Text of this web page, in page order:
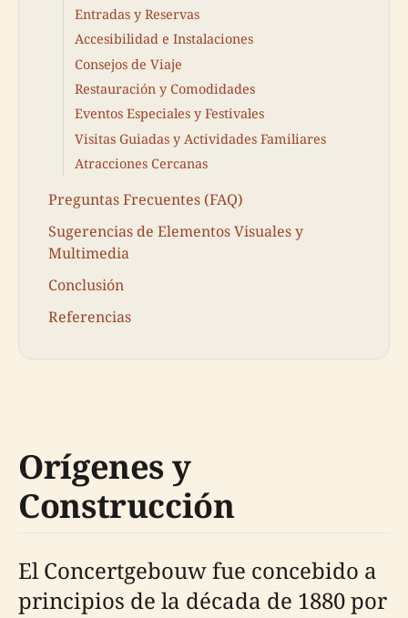
Entradas y Reservas
Accesibilidad e Instalaciones
Consejos de Viaje
Restauración y Comodidades
Eventos Especiales y Festivales
Visitas Guiadas y Actividades Familiares
Atracciones Cercanas
Preguntas Frecuentes (FAQ)
Sugerencias de Elementos Visuales y
Multimedia
Conclusión
Referencias
Orígenes y
Construcción
El Concertgebouw fue concebido a
principios de la década de 1880 por